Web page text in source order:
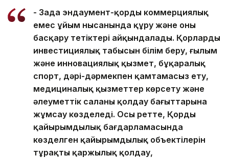
- Заңда эндаумент-қорды коммерциялық
емес ұйым нысанында құру және оны
басқару тетіктері айқындалады. Қорлардың
инвестициялық табысын білім беру, ғылым
және инновациялық қызмет, бұқаралық
спорт, дәрі-дәрмекпен қамтамасыз ету,
медициналық қызметтер көрсету және
әлеуметтік саланы қолдау бағыттарына
жұмсау көзделеді. Осы ретте, Қордың
қайырымдылық бағдарламасында
көзделген қайырымдылық объектілерін
тұрақты қаржылық қолдау,